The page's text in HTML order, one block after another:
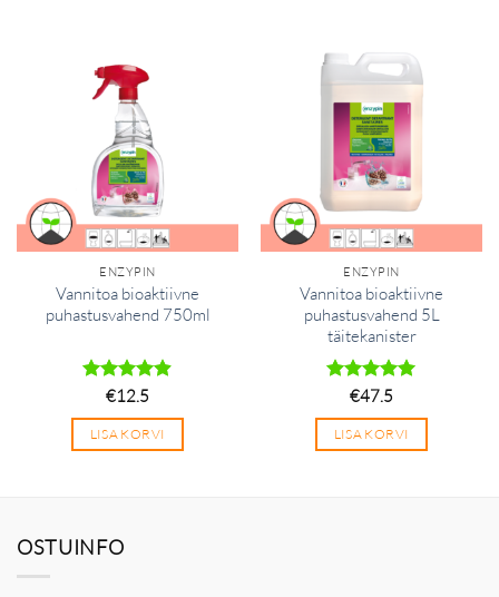
ENZYPIN
Vannitoa bioaktiivne
puhastusvahend 750ml
Hinnanguga
€12.5
LISA KORVI
ENZYPIN
Vannitoa bioaktiivne
puhastusvahend 5L
täitekanister
Hinnanguga
€47.5
LISA KORVI
OSTUINFO